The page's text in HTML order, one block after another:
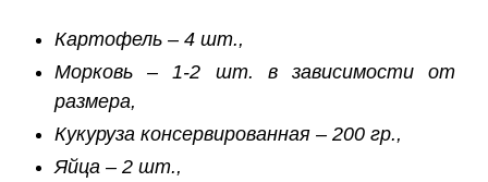
Картофель – 4 шт.,
Морковь – 1-2 шт. в зависимости от
размера,
Кукуруза консервированная – 200 гр.,
Яйца – 2 шт.,